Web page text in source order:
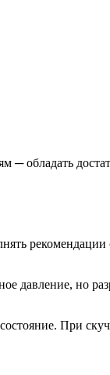
─ обладать
давление, но
При